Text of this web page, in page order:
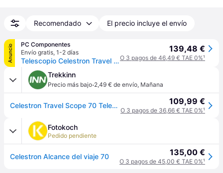
Recomendado El precio incluye el envío
Anuncio
PC Componentes
Envío gratis, 1-2 días
Telescopio Celestron Travel Scope 70 Refractor 70mm 165x
139,48 €
O 3 pagos de 46,49 € TAE 0%¹
Trekkinn
Precio más bajo·2,49 € de envío, Mañana
Celestron Travel Scope 70 Telescope Plateado 109,99 €
O 3 pagos de 36,66 € TAE 0%¹
Fotokoch
Pedido pendiente
Celestron Alcance del viaje 70 135,00 €
O 3 pagos de 45,00 € TAE 0%¹